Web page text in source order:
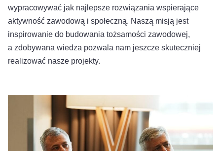
wypracowywać jak najlepsze rozwiązania wspierające
aktywność zawodową i społeczną. Naszą misją jest
inspirowanie do budowania tożsamości zawodowej,
a zdobywana wiedza pozwala nam jeszcze skuteczniej
realizować nasze projekty.